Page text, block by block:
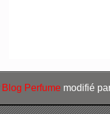
Blog Perfume modifié